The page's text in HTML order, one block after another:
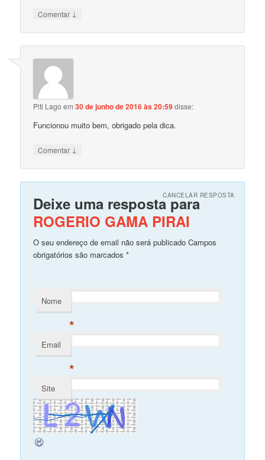
Comentar ↓
Piti Lago em30 de junho de 2016 às 20:59disse:
Funcionou muito bem, obrigado pela dica.
Comentar ↓
Deixe uma resposta para
ROGERIO GAMA PIRAI
CANCELAR RESPOSTA
O seu endereço de email não será publicado Campos
obrigatórios são marcados*
Nome
*
Email
*
Site